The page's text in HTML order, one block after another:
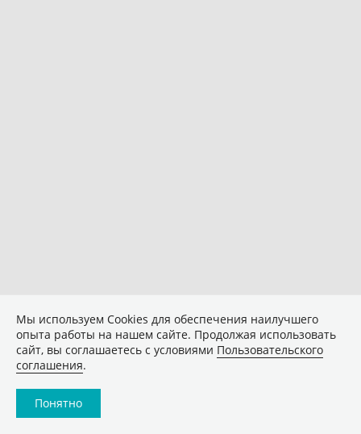
Мы используем Сookies для обеспечения наилучшего
опыта работы на нашем сайте. Продолжая использовать
сайт, вы соглашаетесь с условиями Пользовательского
соглашения.
Понятно